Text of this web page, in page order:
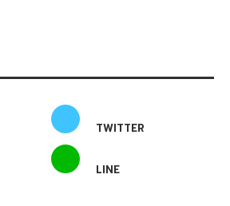
TWITTER
LINE